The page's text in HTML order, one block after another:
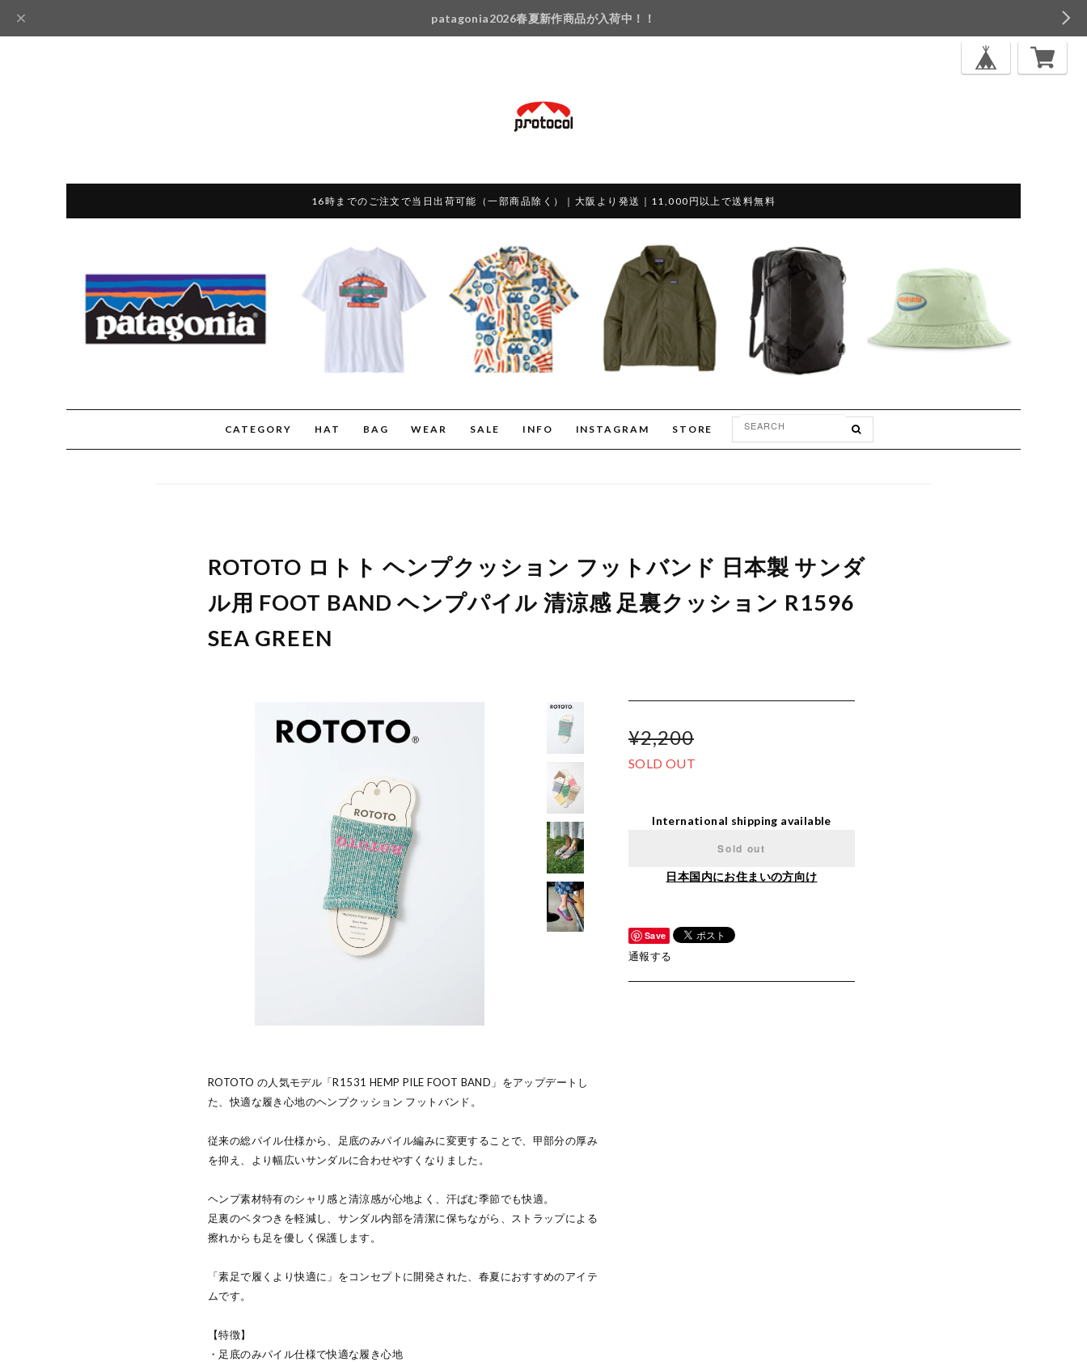
patagonia2026春夏新作商品が入荷中！！
16時までのご注文で当日出荷可能（一部商品除く）｜大阪より発送｜11,000円以上で送料無料
CATEGORY HAT BAG WEAR SALE INFO INSTAGRAM STORE
ROTOTO ロトト ヘンプクッション フットバンド 日本製 サンダ
ル用 FOOT BAND ヘンプパイル 清涼感 足裏クッション R1596
SEA GREEN
ROTOTO の人気モデル「R1531 HEMP PILE FOOT BAND」をアップデートし
た、快適な履き心地のヘンプクッション フットバンド。
従来の総パイル仕様から、足底のみパイル編みに変更することで、甲部分の厚み
を抑え、より幅広いサンダルに合わせやすくなりました。
ヘンプ素材特有のシャリ感と清涼感が心地よく、汗ばむ季節でも快適。
足裏のベタつきを軽減し、サンダル内部を清潔に保ちながら、ストラップによる
擦れからも足を優しく保護します。
「素足で履くより快適に」をコンセプトに開発された、春夏におすすめのアイテ
ムです。
【特徴】
・足底のみパイル仕様で快適な履き心地
¥2,200
SOLD OUT
International shipping available
Sold out
日本国内にお住まいの方向け
Save
通報する